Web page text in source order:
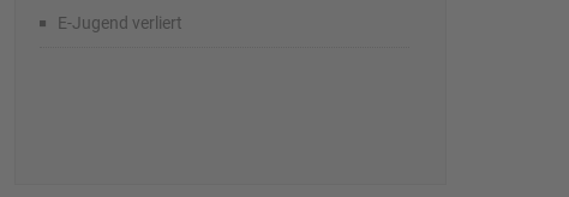
E-Jugend verliert